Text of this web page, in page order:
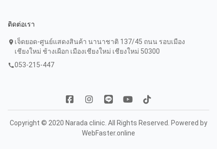
ติดต่อเรา
location_on เจ็ดยอด-ศูนย์แสดงสินค้า นานาชาติ 137/45 ถนน รอบเมือง
เชียงใหม่ ช้างเผือก เมืองเชียงใหม่ เชียงใหม่ 50300
call053-215-447
Copyright © 2020 Narada clinic. All Rights Reserved. Powered by
WebFaster.online